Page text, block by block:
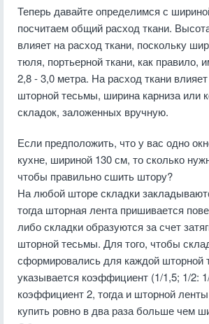
Теперь давайте определимся с
посчитаем общий расход ткани.
влияет на расход ткани, поскольку
тюля, портьерной ткани, как правило,
2,8 - 3,0 метра. На расход ткани
шторной тесьмы, ширина карниза или
складок, заложенных вручную.
Если предположить, что у вас одно
кухне, шириной 130 см, то сколько
чтобы правильно сшить штору?
На любой шторе складки
тогда шторная лента пришивается
либо складки образуются за счет
шторной тесьмы. Для того, чтобы
сформировались для каждой шторной
указывается коэффициент (1/1,5; 1/2:
коэффициент 2, тогда и шторной
купить ровно в два раза больше чем